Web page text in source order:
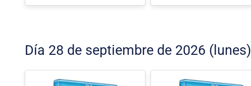
Día 28 de septiembre de 2026 (lunes)